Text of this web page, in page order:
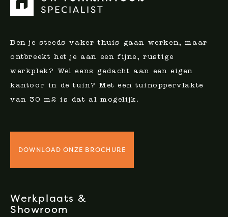
Ben je steeds vaker thuis gaan werken, maar
ontbreekt het je aan een fijne, rustige
werkplek? Wel eens gedacht aan een eigen
kantoor in de tuin? Met een tuinoppervlakte
van 30 m2 is dat al mogelijk.
DOWNLOAD ONZE BROCHURE
Werkplaats &
Showroom